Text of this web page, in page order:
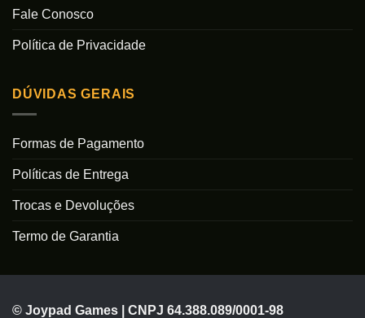
Fale Conosco
Política de Privacidade
DÚVIDAS GERAIS
Formas de Pagamento
Políticas de Entrega
Trocas e Devoluções
Termo de Garantia
© Joypad Games | CNPJ 64.388.089/0001-98